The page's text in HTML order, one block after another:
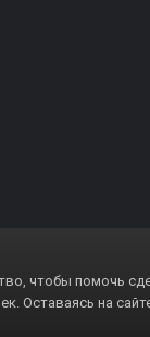
чтобы помочь
Оставаясь на